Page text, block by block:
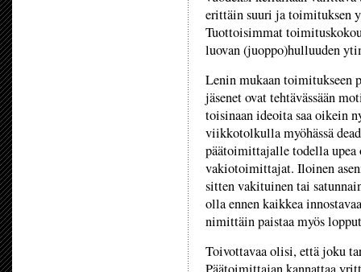
erittäin suuri ja toimituksen
Tuottoisimmat
luovan (juoppo)hulluuden
Lenin mukaan toimitukseen
jäsenet ovat tehtävässään
toisinaan ideoita saa oikein
viikkotolkulla myöhässä
päätoimittajalle todella
vakiotoimittajat. Iloinen
sitten vakituinen tai
olla ennen kaikkea
nimittäin paistaa myös
Toivottavaa olisi, että joku